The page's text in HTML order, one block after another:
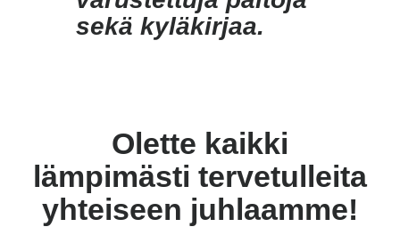
sekä kyläkirjaa.
Olette kaikki
lämpimästi tervetulleita
yhteiseen juhlaamme!